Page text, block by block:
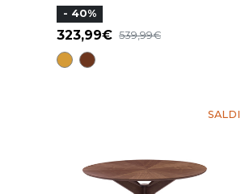
- 40%
323,99 539,99
SALDI